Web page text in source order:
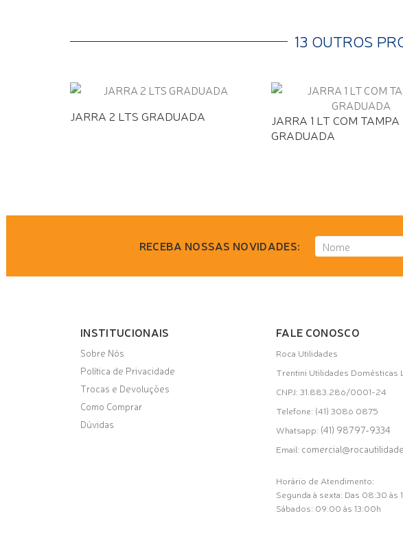
13 OUTROS
JARRA 2 LTS GRADUADA
JARRA 1 LT COM TAMPA
GRADUADA
RECEBA NOSSAS NOVIDADES:
INSTITUCIONAIS
Sobre Nós
Política de Privacidade
Trocas e Devoluções
Como Comprar
Dúvidas
FALE CONOSCO
Roca Utilidades
Trentini Utilidades Domésticas
CNPJ: 31.883.286/0001-24
Telefone: (41) 3086 0875
Whatsapp: (41) 98797-9334
Email:
Horário de Atendimento:
Segunda à sexta: Das 08:30 às
Sábados: 09:00 às 13:00h